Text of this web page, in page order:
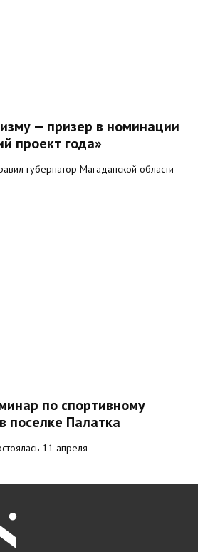
— призер в номинации
проект года»
губернатор Магаданской области
по спортивному
поселке Палатка
11 апреля